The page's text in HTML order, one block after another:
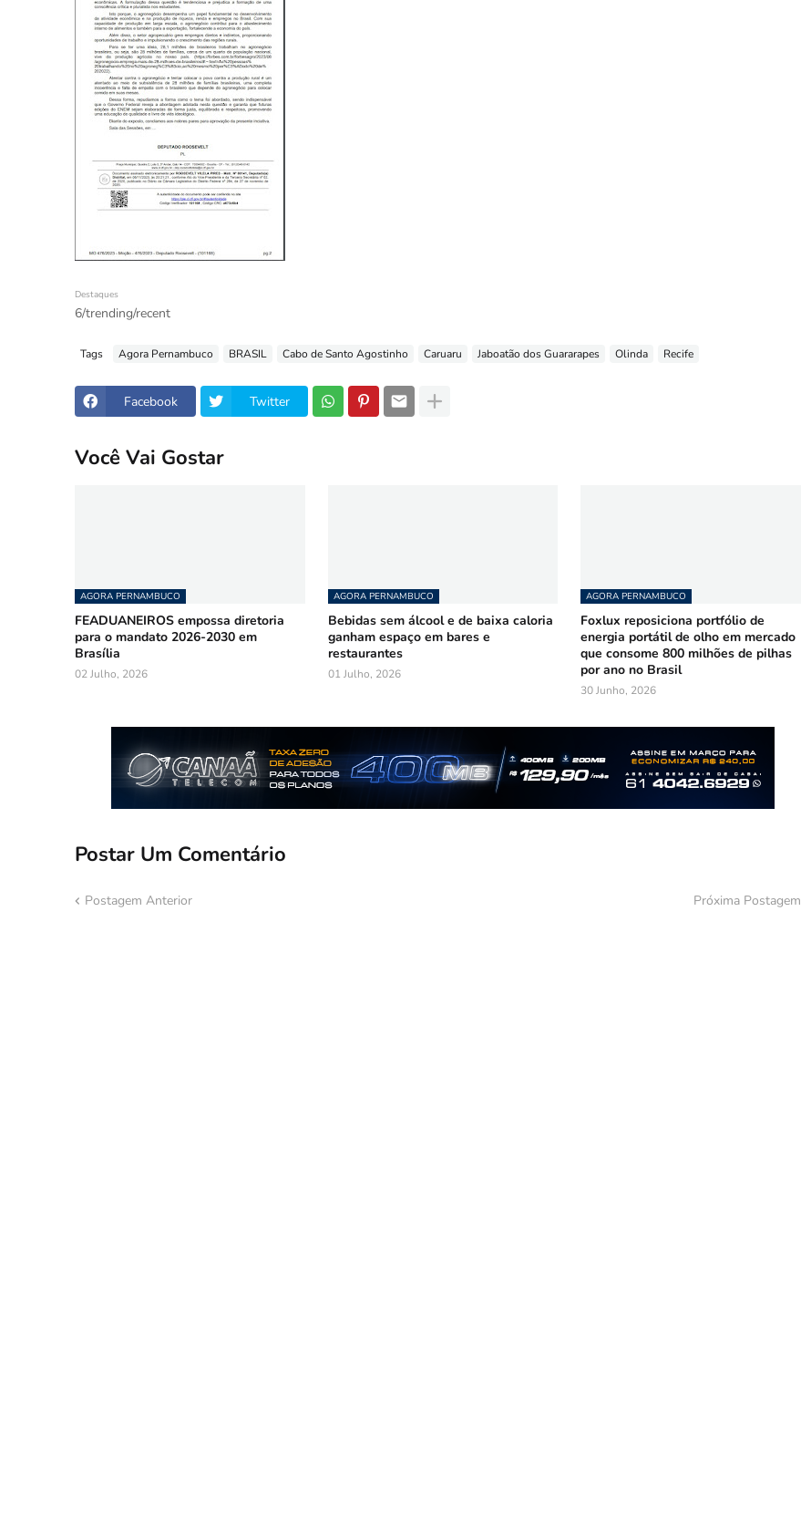
Destaques
6/trending/recent
Tags Agora Pernambuco BRASIL Cabo de Santo Agostinho Caruaru Jaboatão dos Guararapes Olinda Recife
Facebook Twitter
Você Vai Gostar
AGORA PERNAMBUCO
FEADUANEIROS empossa diretoria
para o mandato 2026-2030 em
Brasília
02 Julho, 2026
AGORA PERNAMBUCO
Bebidas sem álcool e de baixa caloria
ganham espaço em bares e
restaurantes
01 Julho, 2026
AGORA PERNAMBUCO
Foxlux reposiciona portfólio de
energia portátil de olho em mercado
que consome 800 milhões de pilhas
por ano no Brasil
30 Junho, 2026
Postar Um Comentário
Postagem Anterior Próxima Postagem